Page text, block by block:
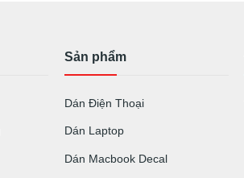
Sản phẩm
Dán Điện Thoại
Dán Laptop
Dán Macbook Decal